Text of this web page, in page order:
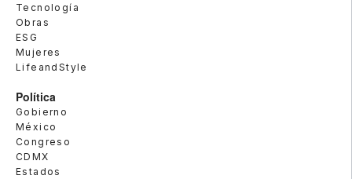
Tecnología
Obras
ESG
Mujeres
LifeandStyle
Política
Gobierno
México
Congreso
CDMX
Estados